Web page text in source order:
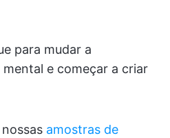
para mudar a
e começar a criar
amostras de